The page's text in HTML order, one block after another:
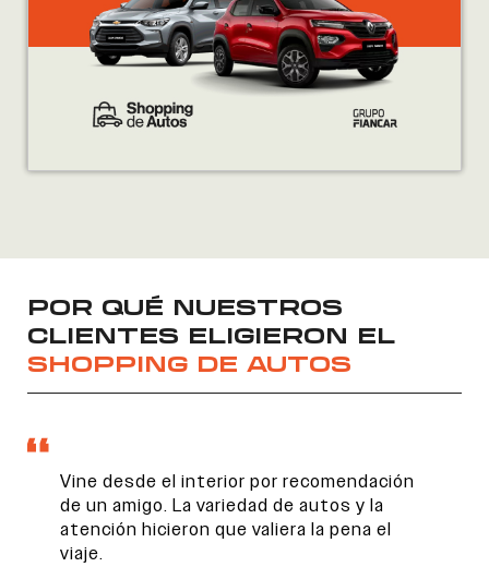
POR QUÉ NUESTROS
CLIENTES ELIGIERON EL
SHOPPING DE AUTOS
Vine desde el interior por recomendación
de un amigo. La variedad de autos y la
atención hicieron que valiera la pena el
viaje.